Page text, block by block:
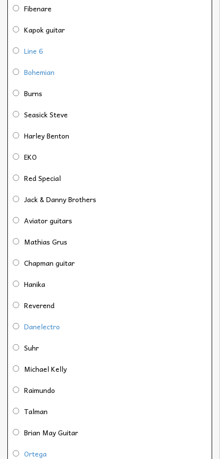
Fibenare
Kapok guitar
Line 6
Bohemian
Burns
Seasick Steve
Harley Benton
EKO
Red Special
Jack & Danny Brothers
Aviator guitars
Mathias Grus
Chapman guitar
Hanika
Reverend
Danelectro
Suhr
Michael Kelly
Raimundo
Talman
Brian May Guitar
Ortega